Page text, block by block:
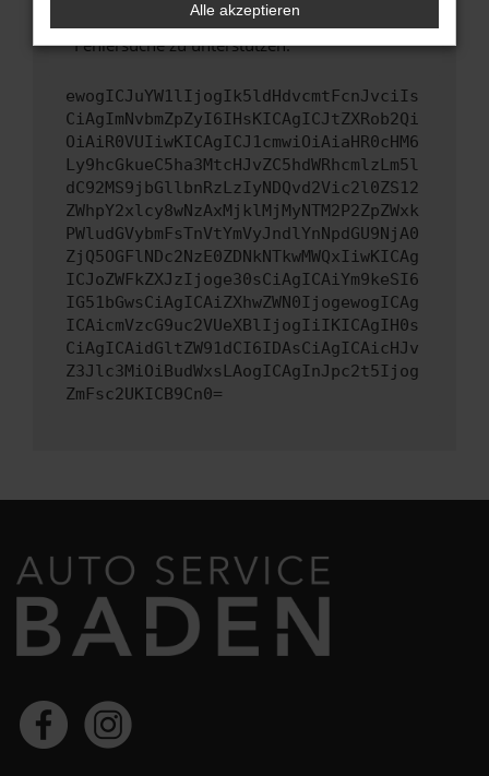
uns diesen Text schicken, um uns bei der
Fehlersuche zu unterstützen:
ewogICJuYW1lIjogIk5ldHdvcmtFcnJvciIs
CiAgImNvbmZpZyI6IHsKICAgICJtZXRob2Qi
OiAiR0VUIiwKICAgICJ1cmwiOiAiaHR0cHM6
Ly9hcGkueC5ha3MtcHJvZC5hdWRhcmlzLm5l
dC92MS9jbGllbnRzLzIyNDQvd2Vic2l0ZS12
ZWhpY2xlcy8wNzAxMjklMjMyNTM2P2ZpZWxk
PWludGVybmFsTnVtYmVyJndlYnNpdGU9NjA0
ZjQ5OGFlNDc2NzE0ZDNkNTkwMWQxIiwKICAg
ICJoZWFkZXJzIjoge30sCiAgICAiYm9keSI6
IG51bGwsCiAgICAiZXhwZWN0IjogewogICAg
ICAicmVzcG9uc2VUeXBlIjogIiIKICAgIH0s
CiAgICAidGltZW91dCI6IDAsCiAgICAicHJv
Z3Jlc3MiOiBudWxsLAogICAgInJpc2t5Ijog
ZmFsc2UKICB9Cn0=
Alle akzeptieren